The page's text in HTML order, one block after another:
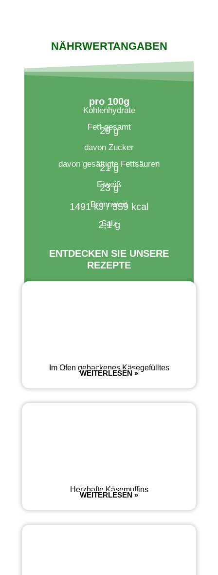
NÄHRWERTANGABEN
pro 100g​
Kohlenhydrate
Fett gesamt
29 g
davon Zucker
davon gesättigte Fettsäuren
21 g
Eiweiß
23 g
Brennwert​
1491 kJ / 359 kcal
Salz
2,1 g
ENTDECKEN SIE UNSERE
REZEPTE
Im Ofen gebackenes Käsegefülltes
WEITERLESEN »
Herzhafte Käsemuffins
WEITERLESEN »